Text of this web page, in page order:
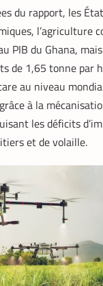
du rapport, les
l’agriculture
PIB du Ghana,
de 1,65 tonne par
au niveau
à la
les déficits
et de volaille.